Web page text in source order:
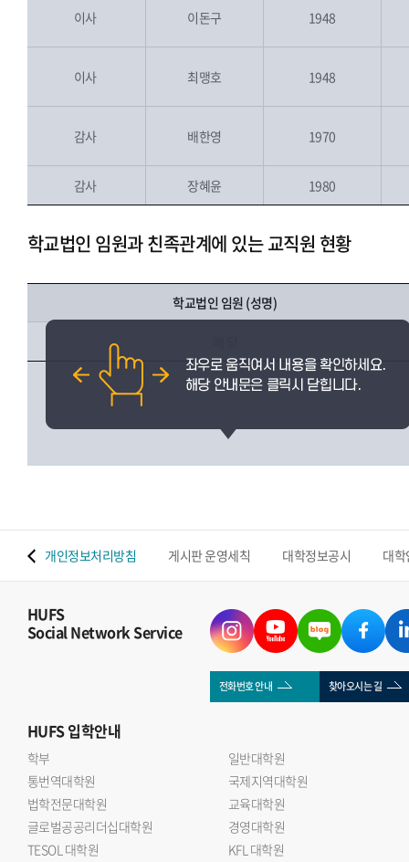
이사 이돈구 1948
이사 최맹호 1948
감사 배한영 1970
감사
t)
장혜윤 1980
학교법인 임원과 친족관계에 있는 교직원 현황
학교법인 임원 (성명)
개인정보처리방침 게시판 운영세칙 대학정보공시 대
HUFS
Social Network Service
전화번호 안내 찾아오시는 길
HUFS입학안내
학부
일반대학원
통번역대학원
국제지역대학원
법학전문대학원
교육대학원
글로벌공공리더십대학원
경영대학원
TESOL 대학원
KFL 대학원